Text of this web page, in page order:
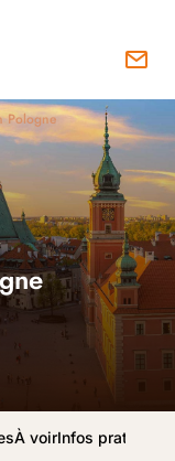
Pologne
À voirInfos pratiques